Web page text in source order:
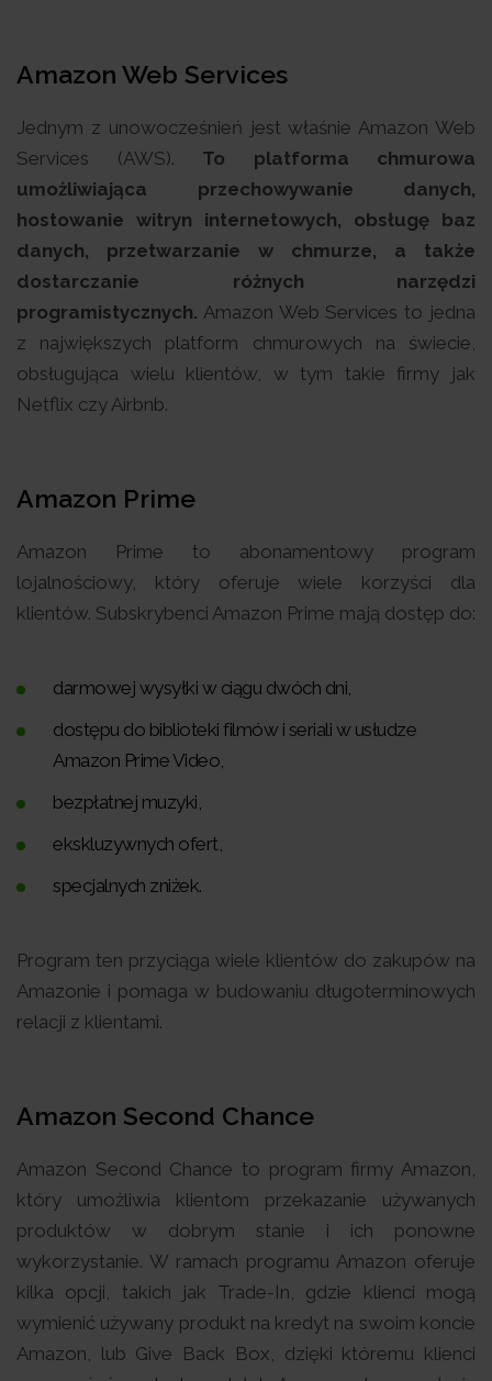
Amazon Web Services
Jednym z unowocześnień jest właśnie Amazon Web
Services (AWS). To platforma chmurowa
umożliwiająca przechowywanie danych,
hostowanie witryn internetowych, obsługę baz
danych, przetwarzanie w chmurze, a także
dostarczanie różnych narzędzi
programistycznych. Amazon Web Services to jedna
z największych platform chmurowych na świecie,
obsługująca wielu klientów, w tym takie firmy jak
Netflix czy Airbnb.
Amazon Prime
Amazon Prime to abonamentowy program
lojalnościowy, który oferuje wiele korzyści dla
klientów. Subskrybenci Amazon Prime mają dostęp do:
darmowej wysyłki w ciągu dwóch dni,
dostępu do biblioteki filmów i seriali w usłudze
Amazon Prime Video,
bezpłatnej muzyki,
ekskluzywnych ofert,
specjalnych zniżek.
Program ten przyciąga wiele klientów do zakupów na
Amazonie i pomaga w budowaniu długoterminowych
relacji z klientami.
Amazon Second Chance
Amazon Second Chance to program firmy Amazon,
który umożliwia klientom przekazanie używanych
produktów w dobrym stanie i ich ponowne
wykorzystanie. W ramach programu Amazon oferuje
kilka opcji, takich jak Trade-In, gdzie klienci mogą
wymienić używany produkt na kredyt na swoim koncie
Amazon, lub Give Back Box, dzięki któremu klienci